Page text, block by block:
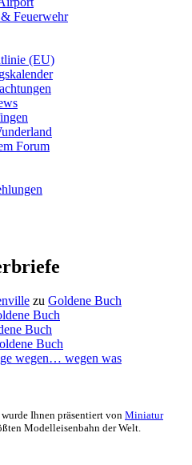
Feuerwehr
(EU)
Forum
zu Goldene Buch
Buch
Buch
Buch
wegen… wegen was
Ihnen präsentiert von Miniatur
Modelleisenbahn der Welt.